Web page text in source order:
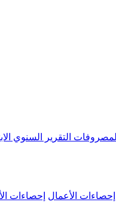
التقرير السنوي
إحصاءات الأعمال إحصاءات